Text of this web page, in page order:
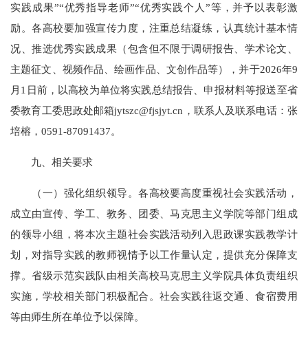
实践成果”“优秀指导老师”“优秀实践个人”等，并予以表彰激
励。各高校要加强宣传力度，注重总结凝练，认真统计基本情
况、推选优秀实践成果（包含但不限于调研报告、学术论文、
主题征文、视频作品、绘画作品、文创作品等），并于2026年9
月1日前，以高校为单位将实践总结报告、申报材料等报送至省
委教育工委思政处邮箱jytszc@fjsjyt.cn，联系人及联系电话：张
培榕，0591-87091437。
九、相关要求
（一）强化组织领导。各高校要高度重视社会实践活动，
成立由宣传、学工、教务、团委、马克思主义学院等部门组成
的领导小组，将本次主题社会实践活动列入思政课实践教学计
划，对指导实践的教师视情予以工作量认定，提供充分保障支
撑。省级示范实践队由相关高校马克思主义学院具体负责组织
实施，学校相关部门积极配合。社会实践往返交通、食宿费用
等由师生所在单位予以保障。